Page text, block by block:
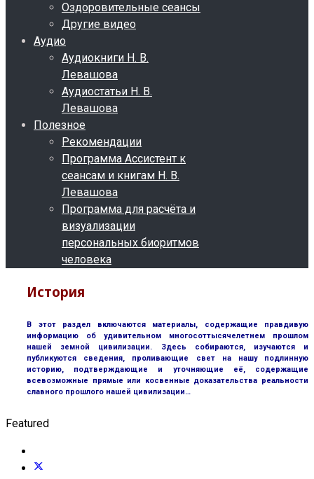
Оздоровительные сеансы
Другие видео
Аудио
Аудиокниги Н. В.
Левашова
Аудиостатьи Н. В.
Левашова
Полезное
Рекомендации
Программа Ассистент к
сеансам и книгам Н. В.
Левашова
Программа для расчёта и
визуализации
персональных биоритмов
человека
История
В этот раздел включаются материалы, содержащие правдивую
информацию об удивительном многосоттысячелетнем прошлом
нашей земной цивилизации. Здесь собираются, изучаются и
публикуются сведения, проливающие свет на нашу подлинную
историю, подтверждающие и уточняющие её, содержащие
всевозможные прямые или косвенные доказательства реальности
славного прошлого нашей цивилизации…
Featured